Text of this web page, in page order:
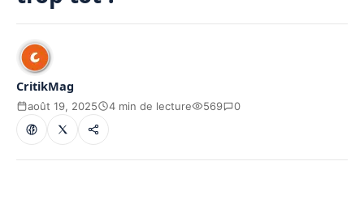
CritikMag
août 19, 2025 4 min de lecture 569 0